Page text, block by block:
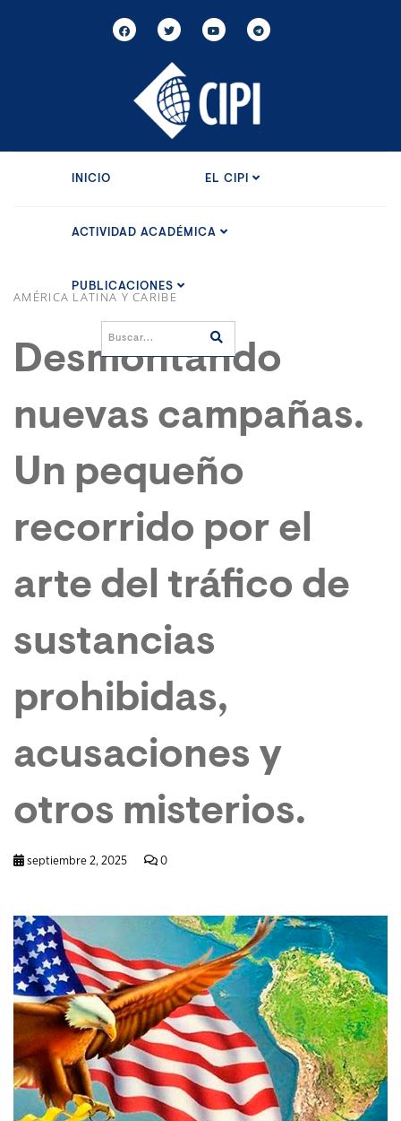
INICIO EL CIPI
ACTIVIDAD ACADÉMICA
PUBLICACIONES
AMÉRICA LATINA Y CARIBE
Desmontando
nuevas campañas.
Un pequeño
recorrido por el
arte del tráfico de
sustancias
prohibidas,
acusaciones y
otros misterios.
septiembre 2, 2025 0